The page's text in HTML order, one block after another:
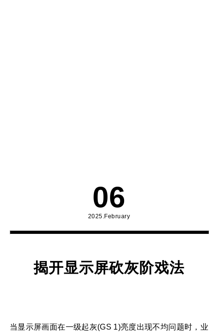
06
2025.February
揭开显示屏砍灰阶戏法
当显示屏画面在一级起灰(GS 1)亮度出现不均问题时，业